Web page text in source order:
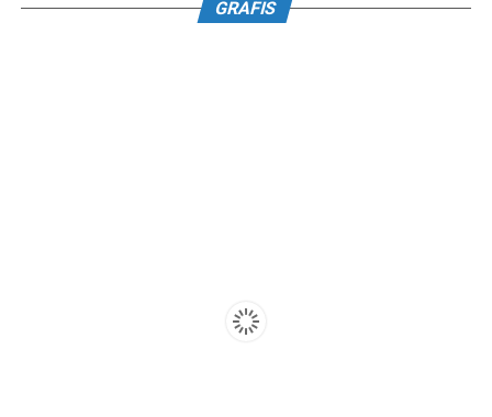
GRAFIS